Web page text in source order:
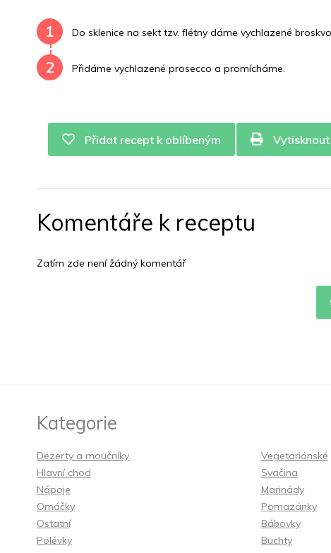
1 Do sklenice na sekt tzv. flétny dáme vychlazené
2 Přidáme vychlazené prosecco a promícháme.
Přidat recept k oblíbeným
Komentáře k receptu
Zatím zde není žádný komentář
Kategorie
Dezerty a moučníky
Hlavní chod
Nápoje
Omáčky
Ostatní
Polévky
Vegetariánské
Svačina
Marinády
Pomazánky
Bábovky
Buchty